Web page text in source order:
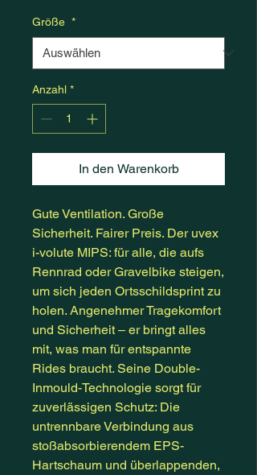
Größe *
Anzahl *
In den Warenkorb
Gute Ventilation. Große
Sicherheit. Fairer Preis. Der uvex
i-volute MIPS: für alle, die aufs
Rennrad oder Gravelbike steigen,
um sich jeden Ortsschildsprint zu
holen. Angenehmer Tragekomfort
und Sicherheit – er bringt alles
mit, was man für entspannte
Rides braucht. Seine Double-
Inmould-Technologie sorgt für
zuverlässigen Schutz: Die
untrennbare Verbindung aus
stoßabsorbierendem EPS-
Hartschaum und überlappenden,